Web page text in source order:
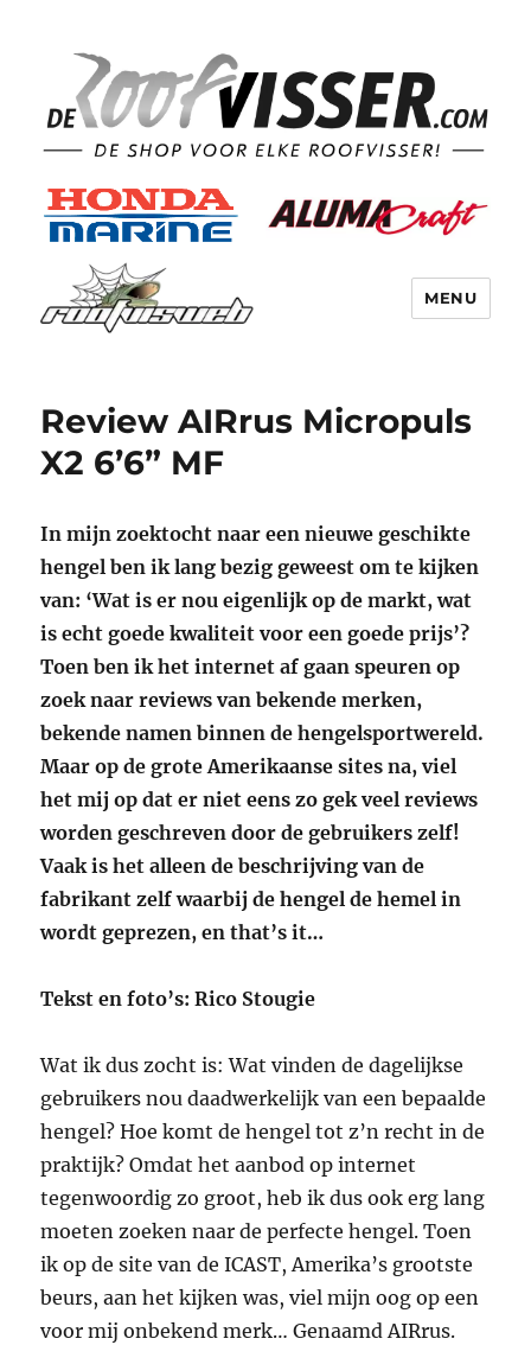
MENU
Review AIRrus Micropuls
X2 6’6” MF
In mijn zoektocht naar een nieuwe geschikte
hengel ben ik lang bezig geweest om te kijken
van: ‘Wat is er nou eigenlijk op de markt, wat
is echt goede kwaliteit voor een goede prijs’?
Toen ben ik het internet af gaan speuren op
zoek naar reviews van bekende merken,
bekende namen binnen de hengelsportwereld.
Maar op de grote Amerikaanse sites na, viel
het mij op dat er niet eens zo gek veel reviews
worden geschreven door de gebruikers zelf!
Vaak is het alleen de beschrijving van de
fabrikant zelf waarbij de hengel de hemel in
wordt geprezen, en that’s it…
Tekst en foto’s: Rico Stougie
Wat ik dus zocht is: Wat vinden de dagelijkse
gebruikers nou daadwerkelijk van een bepaalde
hengel? Hoe komt de hengel tot z’n recht in de
praktijk? Omdat het aanbod op internet
tegenwoordig zo groot, heb ik dus ook erg lang
moeten zoeken naar de perfecte hengel. Toen
ik op de site van de ICAST, Amerika’s grootste
beurs, aan het kijken was, viel mijn oog op een
voor mij onbekend merk… Genaamd AIRrus.